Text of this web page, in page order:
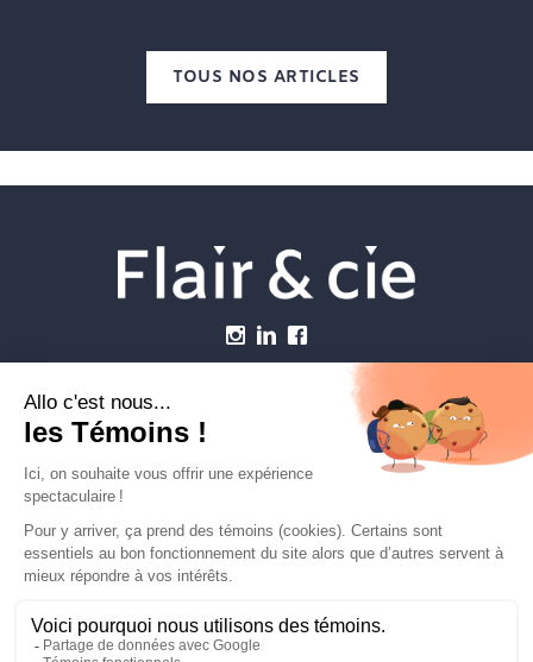
TOUS NOS ARTICLES
Établissements vétérinaires
Carrière
Contactez-nous